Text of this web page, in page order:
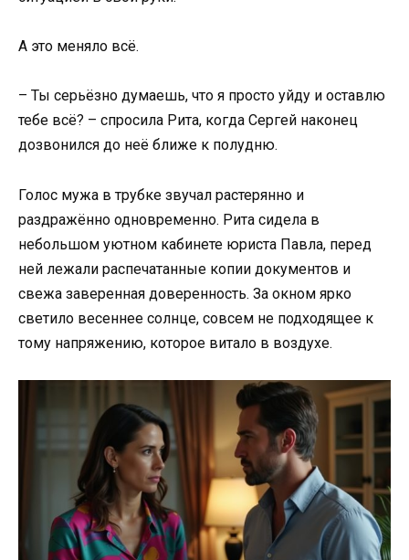
А это меняло всё.
– Ты серьёзно думаешь, что я просто уйду и оставлю
тебе всё? – спросила Рита, когда Сергей наконец
дозвонился до неё ближе к полудню.
Голос мужа в трубке звучал растерянно и
раздражённо одновременно. Рита сидела в
небольшом уютном кабинете юриста Павла, перед
ней лежали распечатанные копии документов и
свежа заверенная доверенность. За окном ярко
светило весеннее солнце, совсем не подходящее к
тому напряжению, которое витало в воздухе.